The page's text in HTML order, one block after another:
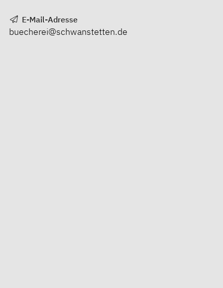
E-Mail-Adresse
buecherei@schwanstetten.de